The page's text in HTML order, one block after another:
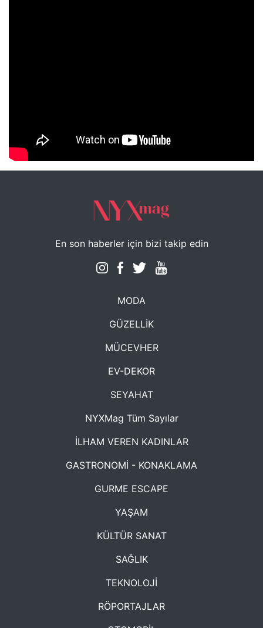
NYXmag 2. Yaş Kutlama Etkinliği
En son haberler için bizi takip edin
MODA
GÜZELLİK
MÜCEVHER
EV-DEKOR
SEYAHAT
NYXMag Tüm Sayılar
İLHAM VEREN KADINLAR
GASTRONOMİ - KONAKLAMA
GURME ESCAPE
YAŞAM
KÜLTÜR SANAT
SAĞLIK
TEKNOLOJİ
RÖPORTAJLAR